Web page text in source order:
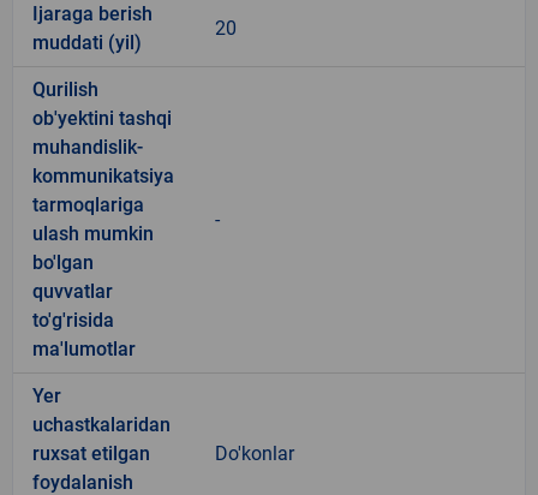
Ijaraga berish
muddati (yil)
20
Qurilish
ob'yektini tashqi
muhandislik-
kommunikatsiya
tarmoqlariga
ulash mumkin
bo'lgan
quvvatlar
to'g'risida
ma'lumotlar
-
Yer
uchastkalaridan
ruxsat etilgan
foydalanish
Do'konlar